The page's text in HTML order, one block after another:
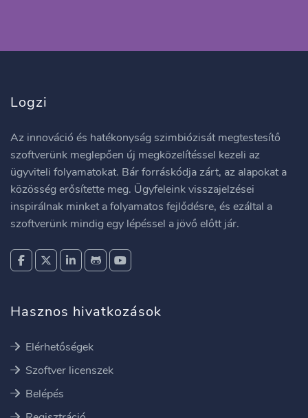
Logzi
Az innováció és hatékonyság szimbiózisát megtestesítő
szoftverünk meglepően új megközelítéssel kezeli az
ügyviteli folyamatokat. Bár forráskódja zárt, az alapokat a
közösség erősítette meg. Ügyfeleink visszajelzései
inspirálnak minket a folyamatos fejlődésre, és ezáltal a
szoftverünk mindig egy lépéssel a jövő előtt jár.
Hasznos hivatkozások
Elérhetőségek
Szoftver licenszek
Belépés